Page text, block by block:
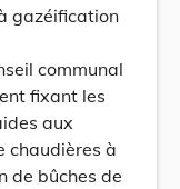
gazéification
communal
fixant les
aux
chaudières à
de bûches de